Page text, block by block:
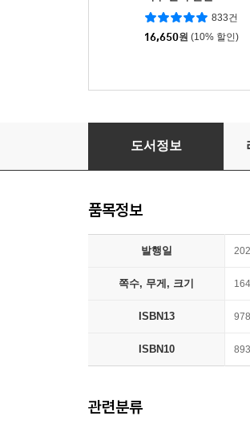
833건
16,650원 (10% 할인)
지구를 살리는 옷장
도서정보
품목정보
발행일
쪽수, 무게, 크기
ISBN13
ISBN10
관련분류